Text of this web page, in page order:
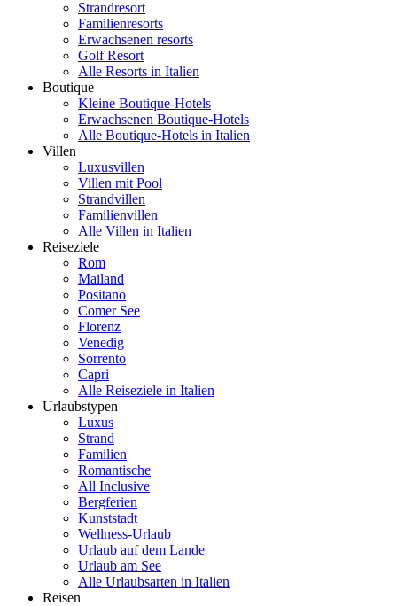
Strandresort
Familienresorts
Erwachsenen resorts
Golf Resort
Alle Resorts in Italien
Boutique
Kleine Boutique-Hotels
Erwachsenen Boutique-Hotels
Alle Boutique-Hotels in Italien
Villen
Luxusvillen
Villen mit Pool
Strandvillen
Familienvillen
Alle Villen in Italien
Reiseziele
Rom
Mailand
Positano
Comer See
Florenz
Venedig
Sorrento
Capri
Alle Reiseziele in Italien
Urlaubstypen
Luxus
Strand
Familien
Romantische
All Inclusive
Bergferien
Kunststadt
Wellness-Urlaub
Urlaub auf dem Lande
Urlaub am See
Alle Urlaubsarten in Italien
Reisen